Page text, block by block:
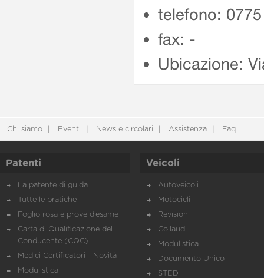
telefono:
fax: -
Ubicazione:
Chi siamo Eventi News e circolari Assistenza Faq
Patenti
La patente di guida
Tutte le pratiche
Foglio rosa e prove d’esame
Carta di Qualificazione del
Conducente (CQC)
Medici Certificatori - Novità
Modulistica
Veicoli
Autoveicoli
Motocicli
Revisioni
Collaudi
Modulistica
Documento Unico
STED